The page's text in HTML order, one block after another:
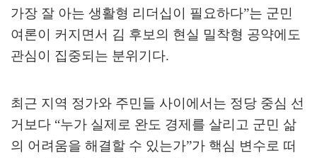
가장 잘 아는 생활형 리더십이 필요하다”는 군민
여론이 커지면서 김 후보의 현실 밀착형 공약에도
관심이 집중되는 분위기다.
최근 지역 정가와 주민들 사이에서는 정당 중심 선
거보다 “누가 실제로 완도 경제를 살리고 군민 삶
의 어려움을 해결할 수 있는가”가 핵심 변수로 떠